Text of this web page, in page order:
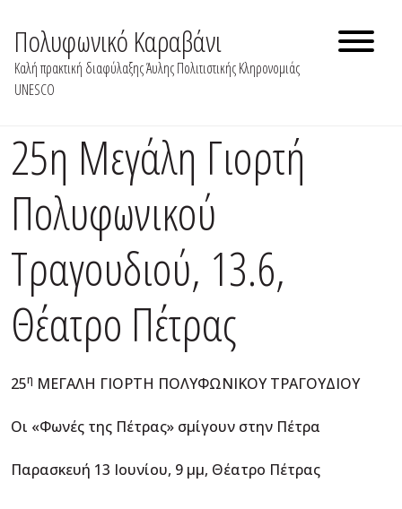
content
Πολυφωνικό Καραβάνι
Καλή πρακτική διαφύλαξης Άυλης Πολιτιστικής Κληρονομιάς
UNESCO
25η Μεγάλη Γιορτή
Πολυφωνικού
Τραγουδιού, 13.6,
Θέατρο Πέτρας
25η ΜΕΓΑΛΗ ΓΙΟΡΤΗ ΠΟΛΥΦΩΝΙΚΟΥ ΤΡΑΓΟΥΔΙΟΥ
Οι «Φωνές της Πέτρας» σμίγουν στην Πέτρα
Παρασκευή 13 Ιουνίου, 9 μμ, Θέατρο Πέτρας